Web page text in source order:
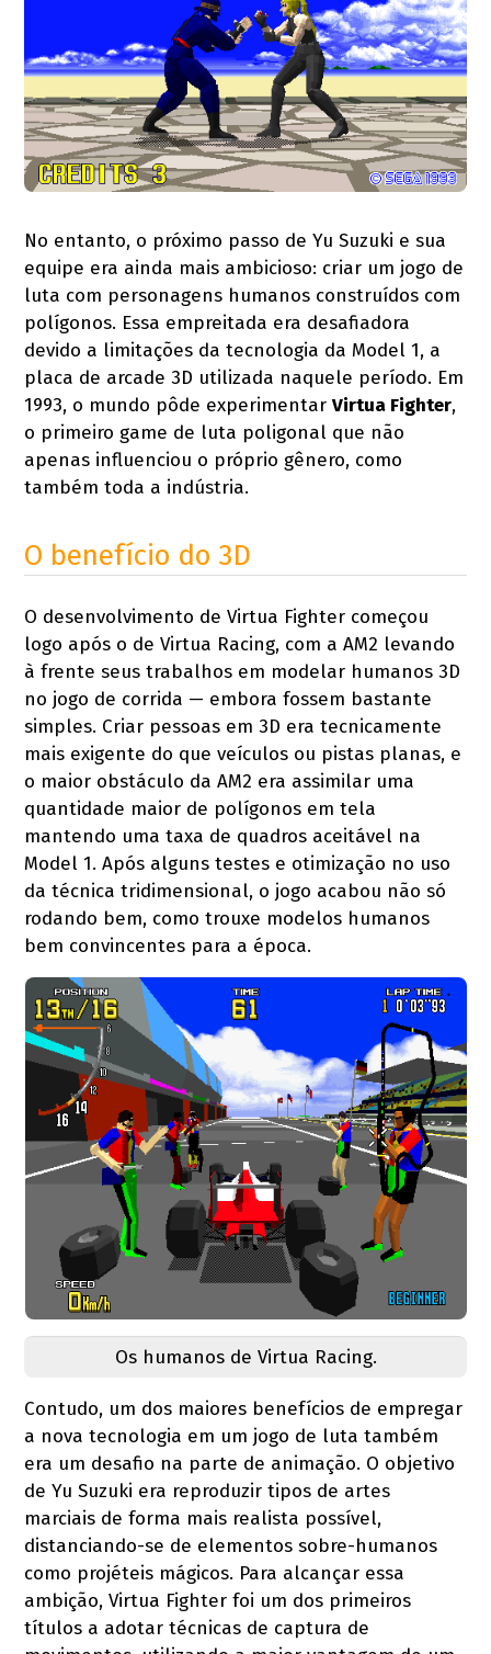
No entanto, o próximo passo de Yu Suzuki e sua
equipe era ainda mais ambicioso: criar um jogo de
luta com personagens humanos construídos com
polígonos. Essa empreitada era desafiadora
devido a limitações da tecnologia da Model 1, a
placa de arcade 3D utilizada naquele período. Em
1993, o mundo pôde experimentarVirtua Fighter,
o primeiro game de luta poligonal que não
apenas influenciou o próprio gênero, como
também toda a indústria.
O benefício do 3D
O desenvolvimento de Virtua Fighter começou
logo após o de Virtua Racing, com a AM2 levando
à frente seus trabalhos em modelar humanos 3D
no jogo de corrida — embora fossem bastante
simples. Criar pessoas em 3D era tecnicamente
mais exigente do que veículos ou pistas planas, e
o maior obstáculo da AM2 era assimilar uma
quantidade maior de polígonos em tela
mantendo uma taxa de quadros aceitável na
Model 1. Após alguns testes e otimização no uso
da técnica tridimensional, o jogo acabou não só
rodando bem, como trouxe modelos humanos
bem convincentes para a época.
Os humanos de Virtua Racing.
Contudo, um dos maiores benefícios de empregar
a nova tecnologia em um jogo de luta também
era um desafio na parte de animação. O objetivo
de Yu Suzuki era reproduzir tipos de artes
marciais de forma mais realista possível,
distanciando-se de elementos sobre-humanos
como projéteis mágicos. Para alcançar essa
ambição, Virtua Fighter foi um dos primeiros
títulos a adotar técnicas de captura de